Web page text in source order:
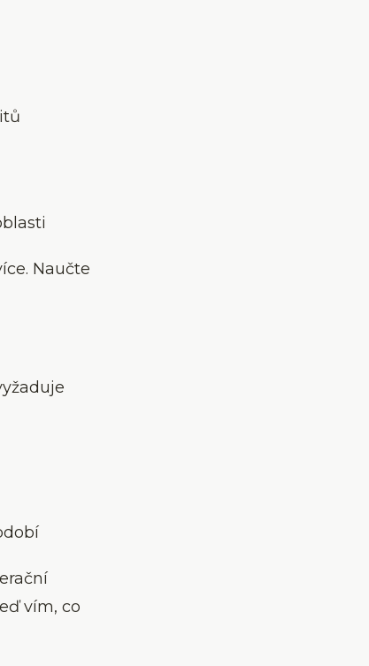
Naučte
vím, co